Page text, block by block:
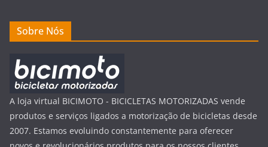
Sobre Nós
A loja virtual BICIMOTO - BICICLETAS MOTORIZADAS vende
produtos e serviços ligados a motorização de bicicletas desde
2007. Estamos evoluindo constantemente para oferecer